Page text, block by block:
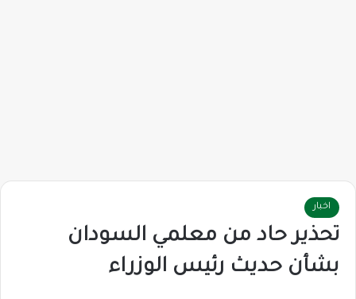
اخبار
تحذير حاد من معلمي السودان
بشأن حديث رئيس الوزراء